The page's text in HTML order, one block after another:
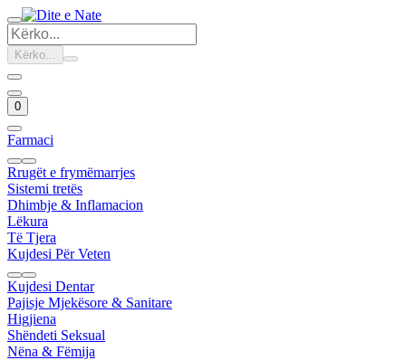
Kërko...
0
Farmaci
Rrugët e frymëmarrjes
Sistemi tretës
Dhimbje & Inflamacion
Lëkura
Të Tjera
Kujdesi Për Veten
Kujdesi Dentar
Pajisje Mjekësore & Sanitare
Higjiena
Shëndeti Seksual
Nëna & Fëmija